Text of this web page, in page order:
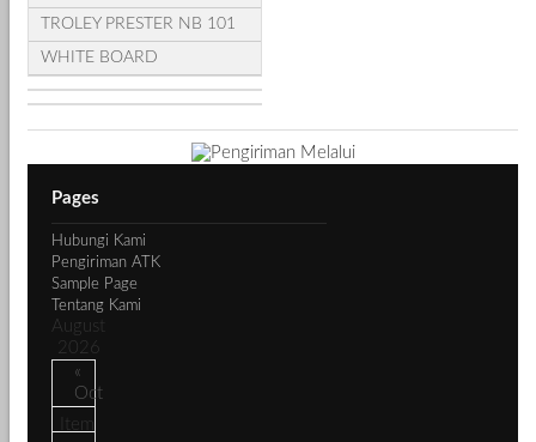
TROLEY PRESTER NB 101
WHITE BOARD
Pages
Hubungi Kami
Pengiriman ATK
Sample Page
Tentang Kami
August
2026
«
Oct